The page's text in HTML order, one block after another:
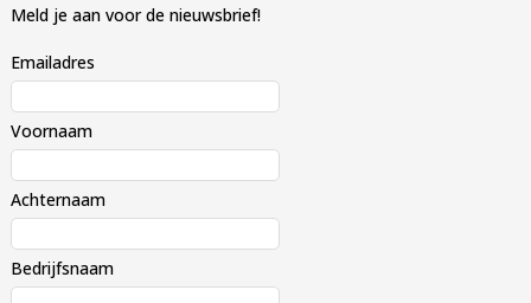
Meld je aan voor de nieuwsbrief!
Emailadres
Voornaam
Achternaam
Bedrijfsnaam